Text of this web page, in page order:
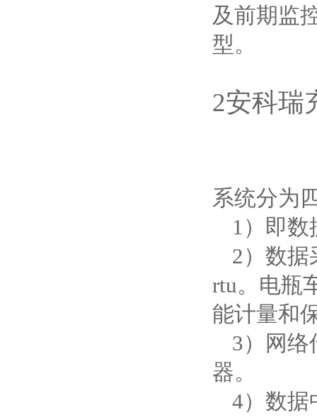
及前期监
型。
2安科瑞
系统分为
1）即
2）数据
rtu。电瓶
能计量和
3）网络
器。
4）数据